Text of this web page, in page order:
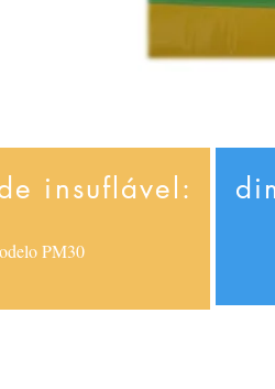
insuflável:
PM30